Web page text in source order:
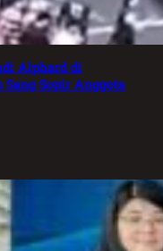
Alphard di
Sopir Anggota